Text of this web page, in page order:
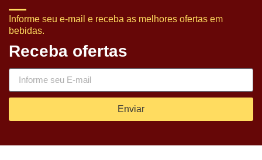
Informe seu e-mail e receba as melhores ofertas em
bebidas.
Receba ofertas
Enviar